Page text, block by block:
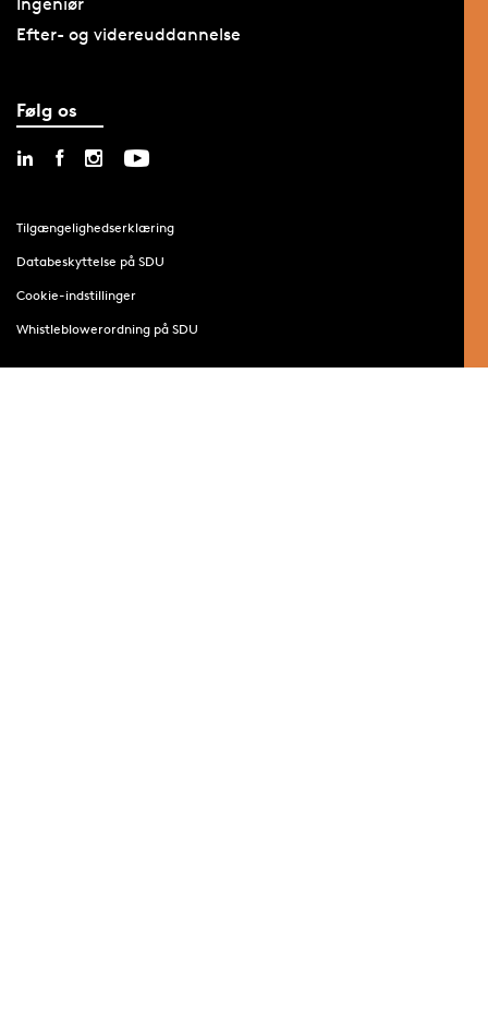
Efter- og videreuddannelse
Følg os
Tilgængelighedserklæring
Databeskyttelse på SDU
Cookie-indstillinger
Whistleblowerordning på SDU